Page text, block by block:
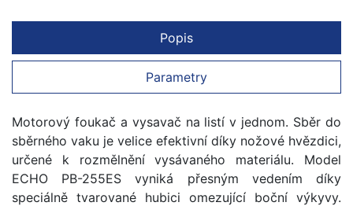
Popis
Parametry
Motorový foukač a vysavač na listí v jednom. Sběr do
sběrného vaku je velice efektivní díky nožové hvězdici,
určené k rozmělnění vysávaného materiálu. Model
ECHO PB-255ES vyniká přesným vedením díky
speciálně tvarované hubici omezující boční výkyvy.